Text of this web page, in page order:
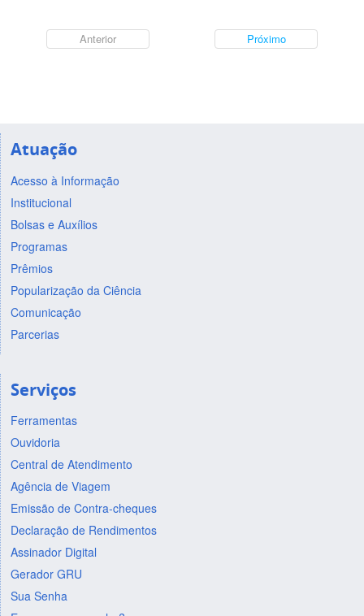
Anterior Próximo
Atuação
Acesso à Informação
Institucional
Bolsas e Auxílios
Programas
Prêmios
Popularização da Ciência
Comunicação
Parcerias
Serviços
Ferramentas
Ouvidoria
Central de Atendimento
Agência de Viagem
Emissão de Contra-cheques
Declaração de Rendimentos
Assinador Digital
Gerador GRU
Sua Senha